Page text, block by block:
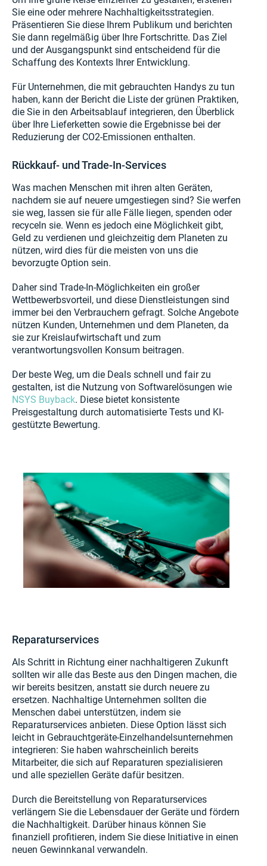
Sie eine oder mehrere Nachhaltigkeitsstrategien.
Präsentieren Sie diese Ihrem Publikum und berichten
Sie dann regelmäßig über Ihre Fortschritte. Das Ziel
und der Ausgangspunkt sind entscheidend für die
Schaffung des Kontexts Ihrer Entwicklung.
Für Unternehmen, die mit gebrauchten Handys zu tun
haben, kann der Bericht die Liste der grünen Praktiken,
die Sie in den Arbeitsablauf integrieren, den Überblick
über Ihre Lieferketten sowie die Ergebnisse bei der
Reduzierung der CO2-Emissionen enthalten.
Rückkauf- und Trade-In-Services
Was machen Menschen mit ihren alten Geräten,
nachdem sie auf neuere umgestiegen sind? Sie werfen
sie weg, lassen sie für alle Fälle liegen, spenden oder
recyceln sie. Wenn es jedoch eine Möglichkeit gibt,
Geld zu verdienen und gleichzeitig dem Planeten zu
nützen, wird dies für die meisten von uns die
bevorzugte Option sein.
Daher sind Trade-In-Möglichkeiten ein großer
Wettbewerbsvorteil, und diese Dienstleistungen sind
immer bei den Verbrauchern gefragt. Solche Angebote
nützen Kunden, Unternehmen und dem Planeten, da
sie zur Kreislaufwirtschaft und zum
verantwortungsvollen Konsum beitragen.
Der beste Weg, um die Deals schnell und fair zu
gestalten, ist die Nutzung von Softwarelösungen wie
NSYS Buyback. Diese bietet konsistente
Preisgestaltung durch automatisierte Tests und KI-
gestützte Bewertung.
Reparaturservices
Als Schritt in Richtung einer nachhaltigeren Zukunft
sollten wir alle das Beste aus den Dingen machen, die
wir bereits besitzen, anstatt sie durch neuere zu
ersetzen. Nachhaltige Unternehmen sollten die
Menschen dabei unterstützen, indem sie
Reparaturservices anbieten. Diese Option lässt sich
leicht in Gebrauchtgeräte-Einzelhandelsunternehmen
integrieren: Sie haben wahrscheinlich bereits
Mitarbeiter, die sich auf Reparaturen spezialisieren
und alle speziellen Geräte dafür besitzen.
Durch die Bereitstellung von Reparaturservices
verlängern Sie die Lebensdauer der Geräte und fördern
die Nachhaltigkeit. Darüber hinaus können Sie
finanziell profitieren, indem Sie diese Initiative in einen
neuen Gewinnkanal verwandeln.